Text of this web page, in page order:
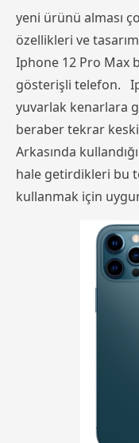
yeni ürünü alması
özellikleri ve
Iphone 12 Pro Max
gösterişli telefon.
yuvarlak kenarlara
beraber tekrar
Arkasında
hale getirdikleri bu
kullanmak için